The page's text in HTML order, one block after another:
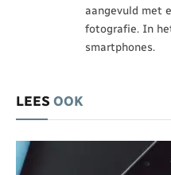
aangevuld met
fotografie. In
smartphones.
LEES OOK